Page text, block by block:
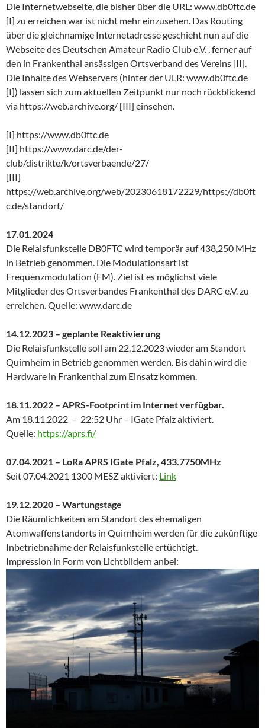
Die Internetwebseite, die bisher über die URL: www.db0ftc.de
[I] zu erreichen war ist nicht mehr einzusehen. Das Routing
über die gleichnamige Internetadresse geschieht nun auf die
Webseite des Deutschen Amateur Radio Club e.V. , ferner auf
den in Frankenthal ansässigen Ortsverband des Vereins [II].
Die Inhalte des Webservers (hinter der ULR: www.db0ftc.de
[I]) lassen sich zum aktuellen Zeitpunkt nur noch rückblickend
via https://web.archive.org/ [III] einsehen.
[I] https://www.db0ftc.de
[II] https://www.darc.de/der-
club/distrikte/k/ortsverbaende/27/
[III]
https://web.archive.org/web/20230618172229/https://db0ft
c.de/standort/
17.01.2024
Die Relaisfunkstelle DB0FTC wird temporär auf 438,250 MHz
in Betrieb genommen. Die Modulationsart ist
Frequenzmodulation (FM). Ziel ist es möglichst viele
Mitglieder des Ortsverbandes Frankenthal des DARC e.V. zu
erreichen. Quelle: www.darc.de
14.12.2023 – geplante Reaktivierung
Die Relaisfunkstelle soll am 22.12.2023 wieder am Standort
Quirnheim in Betrieb genommen werden. Bis dahin wird die
Hardware in Frankenthal zum Einsatz kommen.
18.11.2022 – APRS-Footprint im Internet verfügbar.
Am 18.11.2022 – 22:52 Uhr – IGate Pfalz aktiviert.
Quelle: https://aprs.fi/
07.04.2021 – LoRa APRS IGate Pfalz, 433.7750MHz
Seit 07.04.2021 1300 MESZ aktiviert: Link
19.12.2020 – Wartungstage
Die Räumlichkeiten am Standort des ehemaligen
Atomwaffenstandorts in Quirnheim werden für die zukünftige
Inbetriebnahme der Relaisfunkstelle ertüchtigt.
Impression in Form von Lichtbildern anbei: